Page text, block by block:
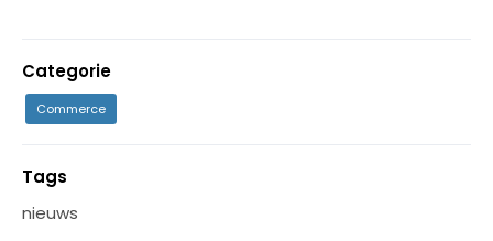
Categorie
Commerce
Tags
nieuws